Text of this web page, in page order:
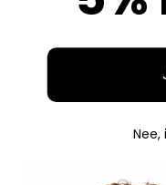
Welke
Nee,